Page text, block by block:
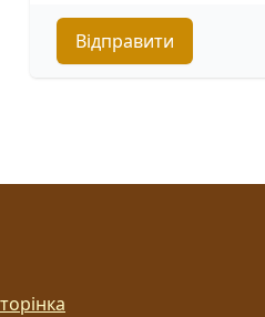
Відправити